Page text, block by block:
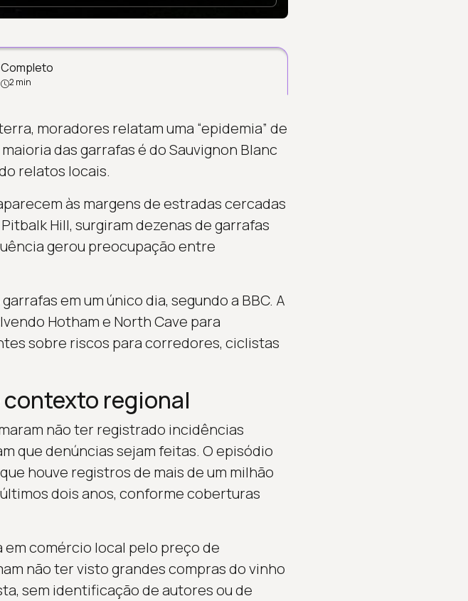
Completo
2 min
moradores relatam uma “epidemia” de
das garrafas é do Sauvignon Blanc
relatos locais.
às margens de estradas cercadas
Hill, surgiram dezenas de garrafas
gerou preocupação entre
em um único dia, segundo a BBC. A
Hotham e North Cave para
sobre riscos para corredores, ciclistas
regional
não ter registrado incidências
que denúncias sejam feitas. O episódio
houve registros de mais de um milhão
dois anos, conforme coberturas
comércio local pelo preço de
não ter visto grandes compras do vinho
sem identificação de autores ou de